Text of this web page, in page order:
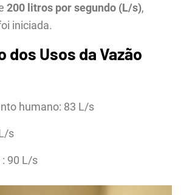
200 litros por segundo (L/s),
iniciada.
Usos da Vazão
humano: 83 L/s
s
: 90 L/s